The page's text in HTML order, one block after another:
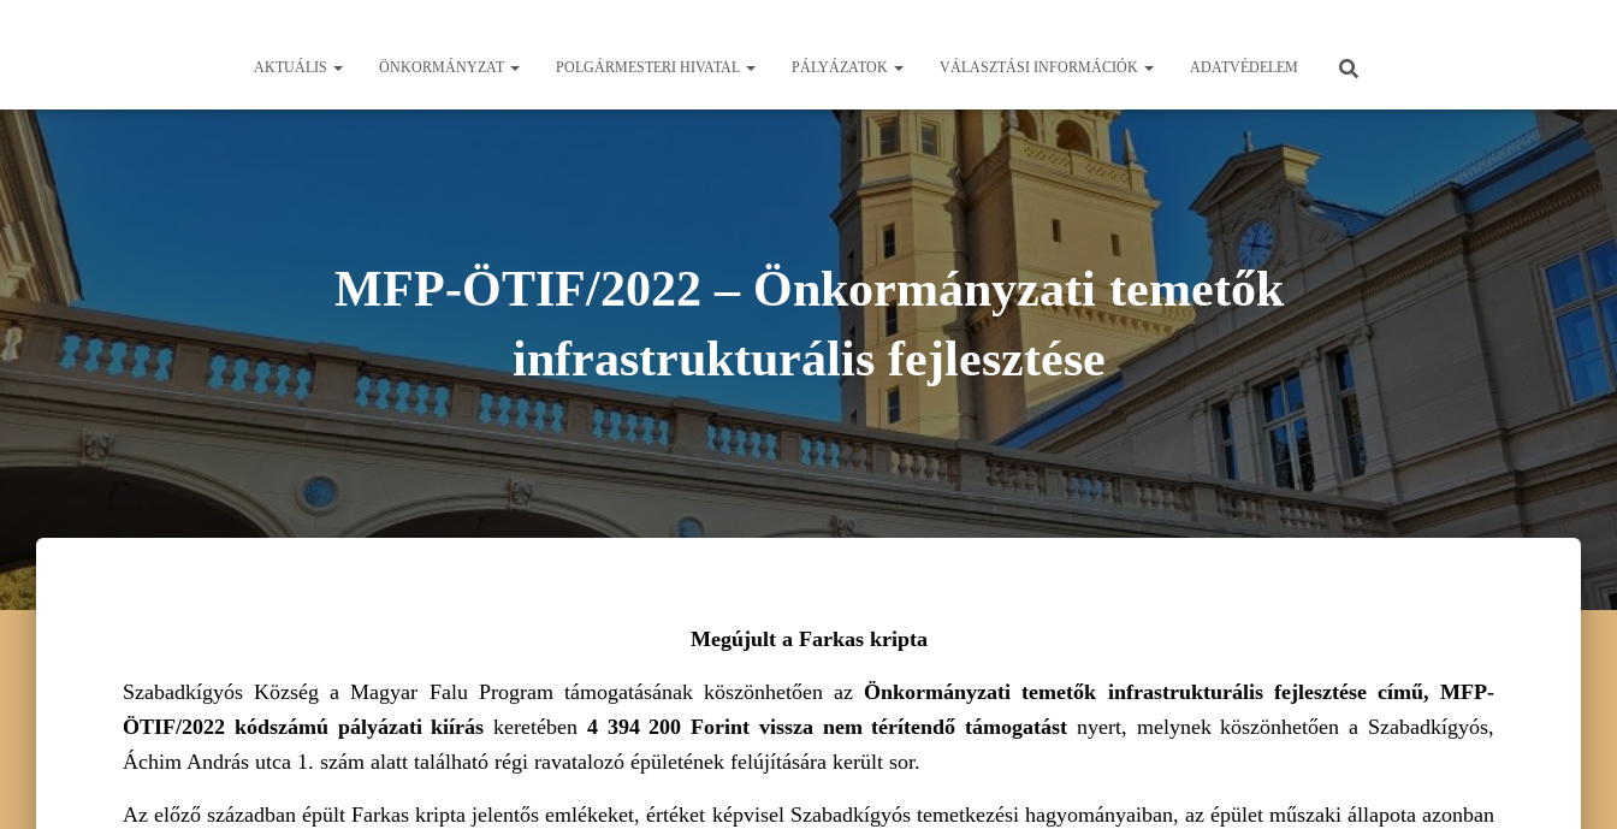
AKTUÁLIS ÖNKORMÁNYZAT POLGÁRMESTERI HIVATAL PÁLYÁZATOK VÁLASZTÁSI INFORMÁCIÓK ADATVÉDELEM
MFP-ÖTIF/2022 – Önkormányzati temetők
infrastrukturális fejlesztése
Megújult a Farkas kripta
Szabadkígyós Község a Magyar Falu Program támogatásának köszönhetően azÖnkormányzati temetők infrastrukturális fejlesztése című, MFP-
ÖTIF/2022 kódszámú pályázati kiírás keretében 4 394 200 Forint vissza nem térítendő támogatást nyert, melynek köszönhetően a Szabadkígyós,
Áchim András utca 1. szám alatt található régi ravatalozó épületének felújítására került sor.
Az előző században épült Farkas kripta jelentős emlékeket, értéket képvisel Szabadkígyós temetkezési hagyományaiban, az épület műszaki állapota azonban